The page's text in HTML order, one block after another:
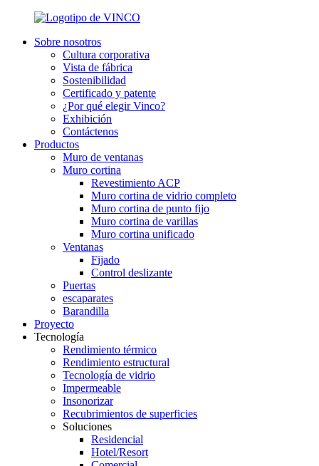
Sobre nosotros
Cultura corporativa
Vista de fábrica
Sostenibilidad
Certificado y patente
¿Por qué elegir Vinco?
Exhibición
Contáctenos
Productos
Muro de ventanas
Muro cortina
Revestimiento ACP
Muro cortina de vidrio completo
Muro cortina de punto fijo
Muro cortina de varillas
Muro cortina unificado
Ventanas
Fijado
Control deslizante
Puertas
escaparates
Barandilla
Proyecto
Tecnología
Rendimiento térmico
Rendimiento estructural
Tecnología de vidrio
Impermeable
Insonorizar
Recubrimientos de superficies
Soluciones
Residencial
Hotel/Resort